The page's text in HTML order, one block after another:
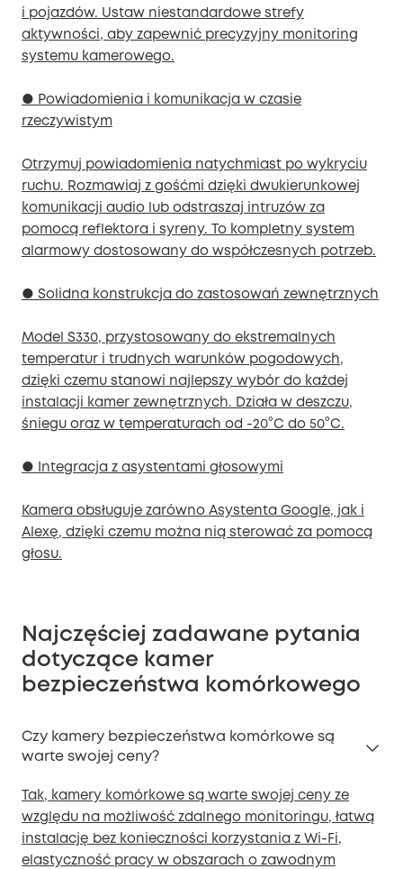
i pojazdów. Ustaw niestandardowe strefy
aktywności, aby zapewnić precyzyjny monitoring
systemu kamerowego.
● Powiadomienia i komunikacja w czasie
rzeczywistym
Otrzymuj powiadomienia natychmiast po wykryciu
ruchu. Rozmawiaj z gośćmi dzięki dwukierunkowej
komunikacji audio lub odstraszaj intruzów za
pomocą reflektora i syreny. To kompletny system
alarmowy dostosowany do współczesnych potrzeb.
● Solidna konstrukcja do zastosowań zewnętrznych
Model S330, przystosowany do ekstremalnych
temperatur i trudnych warunków pogodowych,
dzięki czemu stanowi najlepszy wybór do każdej
instalacji kamer zewnętrznych. Działa w deszczu,
śniegu oraz w temperaturach od -20°C do 50°C.
● Integracja z asystentami głosowymi
Kamera obsługuje zarówno Asystenta Google, jak i
Alexę, dzięki czemu można nią sterować za pomocą
głosu.
Najczęściej zadawane pytania
dotyczące kamer
bezpieczeństwa komórkowego
Czy kamery bezpieczeństwa komórkowe są
warte swojej ceny?
Tak, kamery komórkowe są warte swojej ceny ze
względu na możliwość zdalnego monitoringu, łatwą
instalację bez konieczności korzystania z Wi-Fi,
elastyczność pracy w obszarach o zawodnym